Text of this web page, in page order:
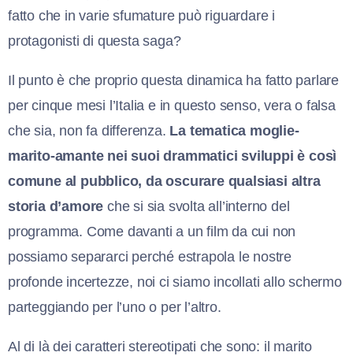
fatto che in varie sfumature può riguardare i
protagonisti di questa saga?
Il punto è che proprio questa dinamica ha fatto parlare
per cinque mesi l’Italia e in questo senso, vera o falsa
che sia, non fa differenza. La tematica moglie-
marito-amante nei suoi drammatici sviluppi è così
comune al pubblico, da oscurare qualsiasi altra
storia d’amoreche si sia svolta all’interno del
programma. Come davanti a un film da cui non
possiamo separarci perché estrapola le nostre
profonde incertezze, noi ci siamo incollati allo schermo
parteggiando per l’uno o per l’altro.
Al di là dei caratteri stereotipati che sono: il marito